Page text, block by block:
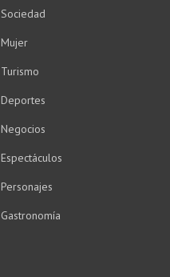
Sociedad
Mujer
Turismo
Deportes
Negocios
Espectáculos
Personajes
Gastronomía